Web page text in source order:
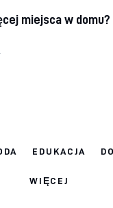
miejsca w
EDUKACJA
WIĘCEJ